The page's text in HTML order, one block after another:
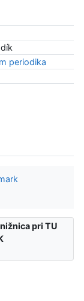
periodika
pri TU